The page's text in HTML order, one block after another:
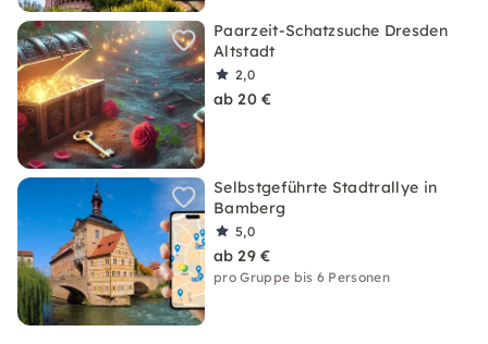
Paarzeit-Schatzsuche Dresden
Altstadt
2,0
ab 20 €
Selbstgeführte Stadtrallye in
Bamberg
5,0
ab 29 €
pro Gruppe bis 6 Personen